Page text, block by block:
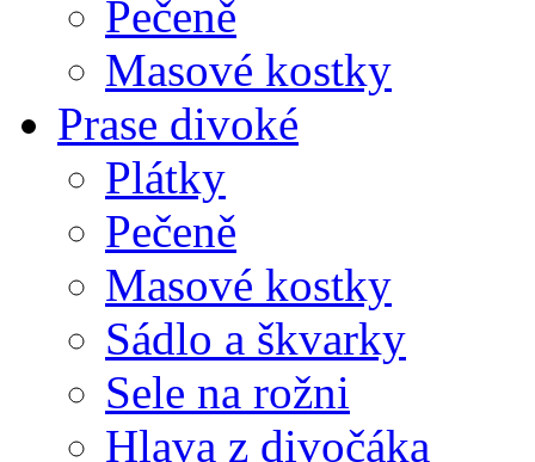
Pečeně
Masové kostky
Prase divoké
Plátky
Pečeně
Masové kostky
Sádlo a škvarky
Sele na rožni
Hlava z divočáka